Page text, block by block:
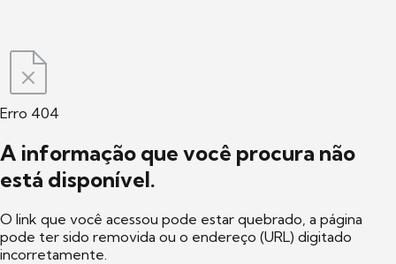
Erro 404
A informação que você procura não
está disponível.
O link que você acessou pode estar quebrado, a página
pode ter sido removida ou o endereço (URL) digitado
incorretamente.